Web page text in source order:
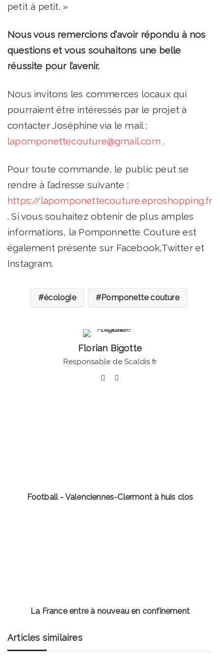
petit à petit. »
Nous vous remercions d’avoir répondu à nos
questions et vous souhaitons une belle
réussite pour l’avenir.
Nous invitons les commerces locaux qui
pourraient être intéressés par le projet à
contacter Joséphine via le mail :
lapomponettecouture@gmail.com .
Pour toute commande, le public peut se
rendre à l’adresse suivante :
https://lapomponettecouture.eproshopping.fr
. Si vous souhaitez obtenir de plus amples
informations, la Pomponnette Couture est
également présente sur Facebook,Twitter et
Instagram.
écologie Pomponette couture
Florian Bigotte
Responsable de Scaldis.fr
Facebook
Football - Valenciennes-Clermont à huis clos
La France entre à nouveau en confinement
Articles similaires